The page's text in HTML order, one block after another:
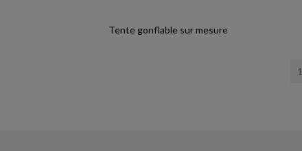
Tente gonflable sur mesure